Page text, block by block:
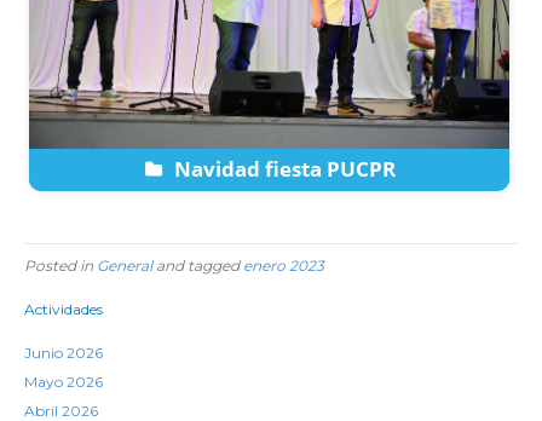
Navidad fiesta PUCPR
Posted in Generaland tagged enero 2023
Actividades
Junio 2026
Mayo 2026
Abril 2026